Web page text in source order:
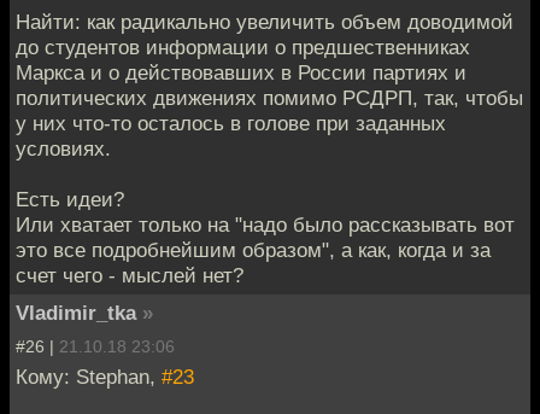
Найти: как радикально увеличить объем доводимой
до студентов информации о предшественниках
Маркса и о действовавших в России партиях и
политических движениях помимо РСДРП, так, чтобы
у них что-то осталось в голове при заданных
условиях.
Есть идеи?
Или хватает только на "надо было рассказывать вот
это все подробнейшим образом", а как, когда и за
счет чего - мыслей нет?
Vladimir_tka »
#26 | 21.10.18 23:06
Кому: Stephan, #23